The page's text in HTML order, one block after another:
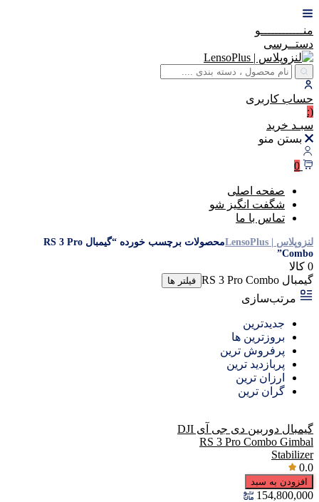
منــــــــــــو
دستــرسی
حساب کاربری
(:
سبـد خرید
بستن منو
0
صفحه اصلی
شگفت انگیز شو
تماس با ما
لنزوپلاس | LensoPlus
محصولات برچسب خورده “گیمبال RS 3 Pro
Combo”
0 کالا
گیمبال RS 3 Pro Combo
فیلتر ها
مرتب‌سازی
جدیدترین
بروزترین ها
پرفروش ترین
پربازدید ترین
ارزان ترین
گران ترین
گیمبال دوربین دی جی آی DJI
RS 3 Pro Combo Gimbal
Stabilizer
0.0
افزودن به سبد
154,800,000